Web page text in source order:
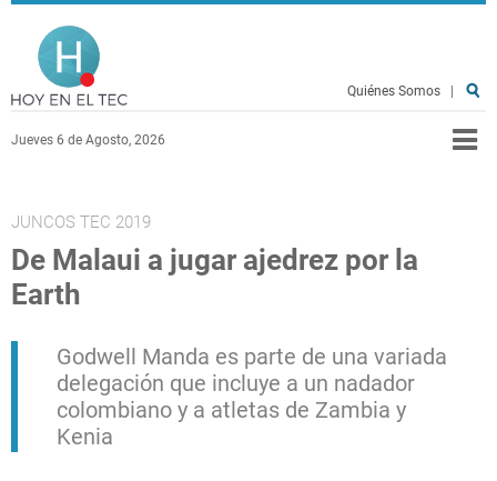
Pasar al contenido principal
Jueves 6 de Agosto, 2026
Quiénes Somos
JUNCOS TEC 2019
De Malaui a jugar ajedrez por la
Earth
Godwell Manda es parte de una variada
delegación que incluye a un nadador
colombiano y a atletas de Zambia y
Kenia